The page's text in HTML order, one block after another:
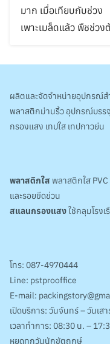
มาก เมื่อเทียบกับช่วง
เพาะเมล็ดแล้ว พืชช่วง
ผลิตและจัดจำหน่ายอุปกรณ์
พลาสติกม่านริ้ว อุปกรณ์บร
กรองแสง เทปใส เทปกาวย่น
พลาสติกใส พลาสติกใส
และรอยขีดข่วน
สแลนกรองแสงใช้คลุมโรง
โทร: 087-4970444
Line: pstprooffice
E-mail:
เปิดบริการ: วันจันทร์ – วันเสา
เวลาทำการ: 08:30 น. –
หยุดทุกวันนักขัตฤกษ์